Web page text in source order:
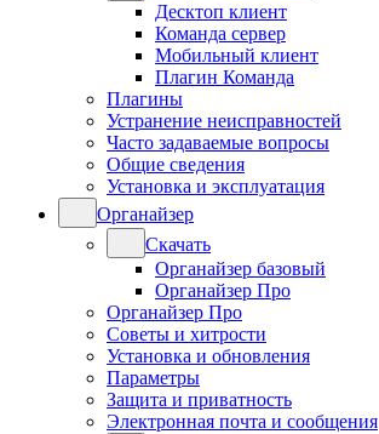
Десктоп клиент
Команда сервер
Мобильный клиент
Плагин Команда
Плагины
Устранение неисправностей
Часто задаваемые вопросы
Общие сведения
Установка и эксплуатация
Органайзер
Скачать
Органайзер базовый
Органайзер Про
Органайзер Про
Советы и хитрости
Установка и обновления
Параметры
Защита и приватность
Электронная почта и сообщения